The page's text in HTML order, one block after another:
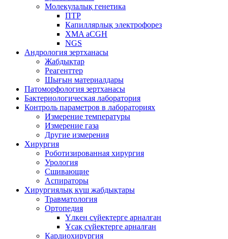
Молекулалық генетика
ПТР
Капиллярлық электрофорез
XMA aCGH
NGS
Андрология зертханасы
Жабдықтар
Реагенттер
Шығын материалдары
Патоморфология зертханасы
Бактериологическая лаборатория
Контроль параметров в лабораториях
Измерение температуры
Измерение газа
Другие измерения
Хирургия
Роботизированная хирургия
Урология
Сшивающие
Аспираторы
Хирургиялық күш жабдықтары
Травматология
Ортопедия
Үлкен сүйектерге арналған
Ұсақ сүйектерге арналған
Кардиохирургия